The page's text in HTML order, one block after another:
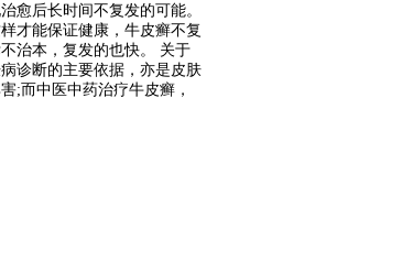
愈后长时间不复发的可能。
才能保证健康，牛皮癣不复
治本，复发的也快。 关于
诊断的主要依据，亦是皮肤
;而中医中药治疗牛皮癣，